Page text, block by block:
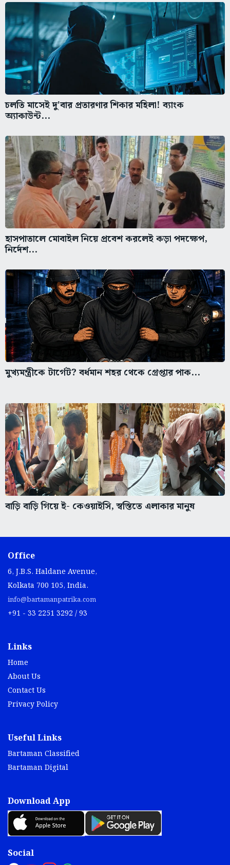
চলতি মাসেই দু'বার প্রতারণার শিকার মহিলা! ব্যাংক
অ্যাকাউন্ট...
হাসপাতালে মোবাইল নিয়ে প্রবেশ করলেই কড়া পদক্ষেপ,
নির্দেশ...
মুখ্যমন্ত্রীকে টার্গেট? বর্ধমান শহর থেকে গ্রেপ্তার পাক...
বাড়ি বাড়ি গিয়ে ই- কেওয়াইসি, স্বস্তিতে এলাকার মানুষ
Office
6, J.B.S. Haldane Avenue,
Kolkata 700 105, India.
info@bartamanpatrika.com
+91 - 33 2251 3292 / 93
Links
Home
About Us
Contact Us
Privacy Policy
Useful Links
Bartaman Classified
Bartaman Digital
Download App
Social